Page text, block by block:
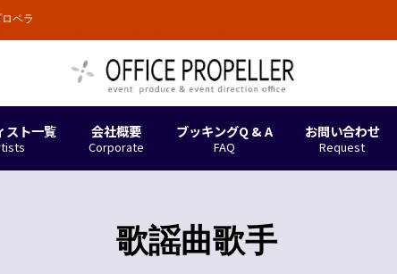
ペラ
スト一覧 会社概要
Corporate
ブッキングQ & A
FAQ
お問い合わせ
Request
歌謡曲歌手